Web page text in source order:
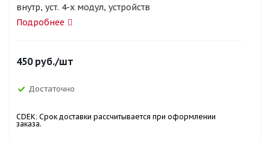
внутр, уст. 4-х модул, устройств
Подробнее
450руб./шт
Достаточно
CDEK: Срок доставки рассчитывается при оформлении
заказа.